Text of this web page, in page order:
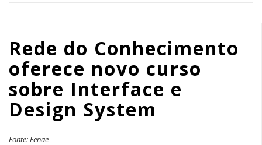
Design
System
|
APCEF/SP
Rede do Conhecimento
oferece novo curso
sobre Interface e
Design System
Fonte: Fenae